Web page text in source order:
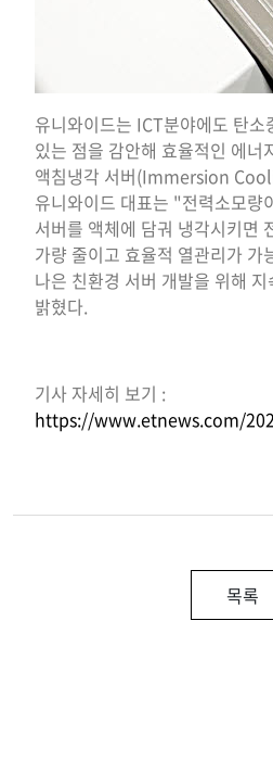
유니와이드는 ICT분야에도 탄소
있는 점을 감안해 효율적인 에너
액침냉각 서버(Immersion
유니와이드 대표는 "전력소모량
서버를 액체에 담궈 냉각시키면
가량 줄이고 효율적 열관리가 가
나은 친환경 서버 개발을 위해
밝혔다.
기사 자세히 보기 :
https://www.etnews.com/
목록